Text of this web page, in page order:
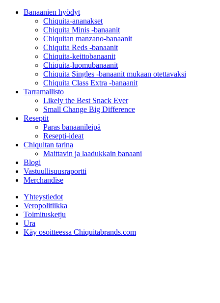
Banaanien hyödyt
Chiquita-ananakset
Chiquita Minis -banaanit
Chiquitan manzano-banaanit
Chiquita Reds -banaanit
Chiquita-keittobanaanit
Chiquita-luomubanaanit
Chiquita Singles -banaanit mukaan otettavaksi
Chiquita Class Extra -banaanit
Tarramallisto
Likely the Best Snack Ever
Small Change Big Difference
Reseptit
Paras banaanileipä
Resepti-ideat
Chiquitan tarina
Maittavin ja laadukkain banaani
Blogi
Vastuullisuusraportti
Merchandise
Yhteystiedot
Veropolitiikka
Toimitusketju
Ura
Käy osoitteessa Chiquitabrands.com